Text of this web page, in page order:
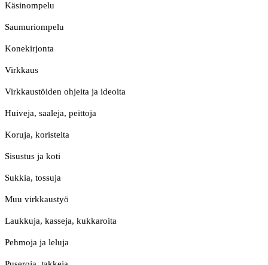
Käsinompelu
Saumuriompelu
Konekirjonta
Virkkaus
Virkkaustöiden ohjeita ja ideoita
Huiveja, saaleja, peittoja
Koruja, koristeita
Sisustus ja koti
Sukkia, tossuja
Muu virkkaustyö
Laukkuja, kasseja, kukkaroita
Pehmoja ja leluja